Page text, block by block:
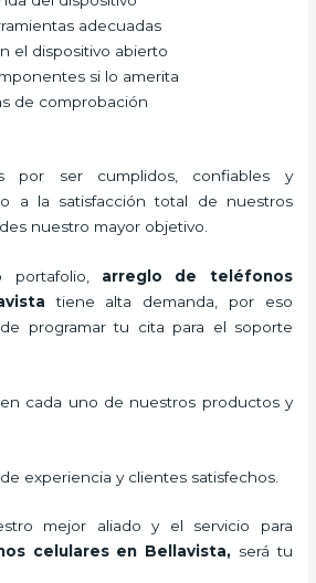
adecuadas
el dispositivo abierto
si lo amerita
de comprobación
por ser cumplidos, confiables y
a la satisfacción total de nuestros
nuestro mayor objetivo.
portafolio, arreglo de teléfonos
tiene alta demanda, por eso
programar tu cita para el soporte
cada uno de nuestros productos y
experiencia y clientes satisfechos.
mejor aliado y el servicio para
celularesen Bellavista, será tu